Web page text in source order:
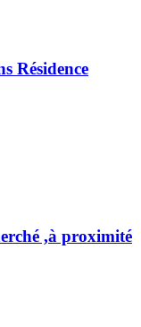
Résidence
,à proximité